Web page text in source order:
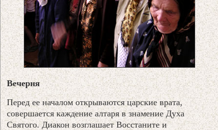
Вечерня
Перед ее началом открываются царские врата,
совершается каждение алтаря в знамение Духа
Святого. Диакон возглашает Восстаните и